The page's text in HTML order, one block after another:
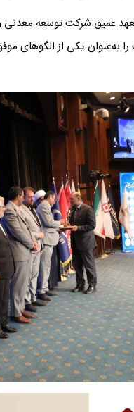
عمیق شرکت توسعه
را به‌عنوان یکی از